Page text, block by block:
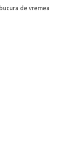
de vremea